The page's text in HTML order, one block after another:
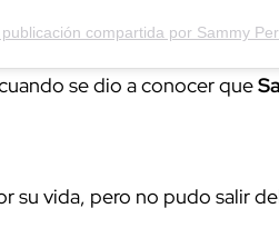
publicación compartida por Sammy
se dio a conocer que
su vida, pero no pudo salir